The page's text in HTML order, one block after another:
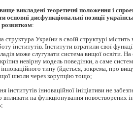
викладені теоретичні положення і
основні дисфункціональні позиції
розвитком:
структура України в своїй структурі
інститутів. Інститути втратили свої
може слугувати система вищої освіти.
невірну модель поведінки, а саме
типу (йдеться, зокрема, про
школи через корупцію тощо;
інститутів інноваційної ініціативи не
впливати на функціонування новостворених